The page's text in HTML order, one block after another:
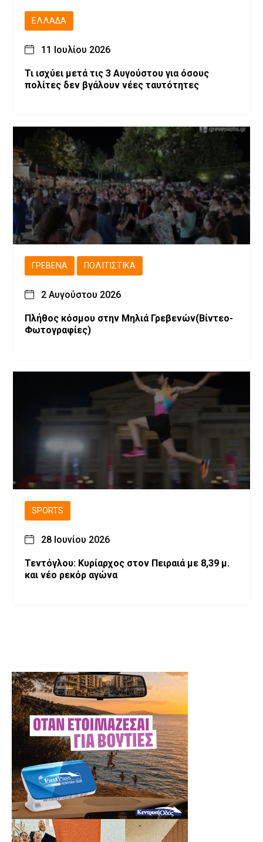
ΕΛΛΆΔΑ
11 Ιουλίου 2026
Τι ισχύει μετά τις 3 Αυγούστου για όσους
πολίτες δεν βγάλουν νέες ταυτότητες
ΓΡΕΒΕΝΆ ΠΟΛΙΤΙΣΤΙΚΆ
2 Αυγούστου 2026
Πλήθος κόσμου στην Μηλιά Γρεβενών(Βίντεο-
Φωτογραφίες)
SPORTS
28 Ιουνίου 2026
Τεντόγλου: Κυρίαρχος στον Πειραιά με 8,39 μ.
και νέο ρεκόρ αγώνα